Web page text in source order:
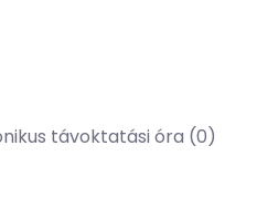
távoktatási óra (0)